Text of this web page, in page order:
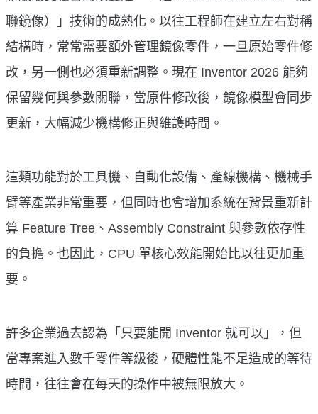
聯鏡像）」技術的成熟化。以往工程師在建立左右對稱
結構時，常常需要額外管理鏡像零件，一旦原始零件修
改，另一側也必須重新調整。現在 Inventor 2026 能夠
保留幾何與參數關聯，當原件修改後，鏡像模型會同步
更新，大幅減少機構修正與維護時間。
這類功能對於工具機、自動化設備、產線機構、機械手
臂等產業非常重要，但同時也會增加系統在背景重新計
算 Feature Tree、Assembly Constraint 與參數依存性
的負擔。也因此，CPU 單核心效能開始比以往更加重
要。
許多企業過去認為「只要能開 Inventor 就可以」，但
當專案進入數千零件等級後，硬體性能不足造成的等待
時間，往往會在每天的操作中被無限放大。